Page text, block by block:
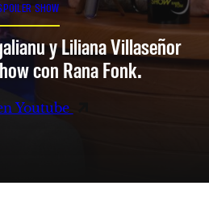
SHOW
y Liliana Villaseñor
con Rana Fonk.
Youtube